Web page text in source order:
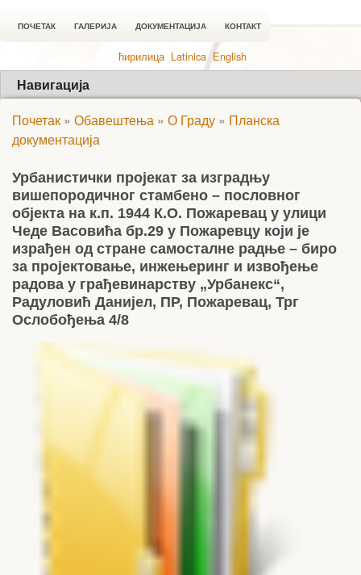
ПОЧЕТАК ГАЛЕРИЈА ДОКУМЕНТАЦИЈА КОНТАКТ
ћирилица Latinica English
Навигација
Почетак » Обавештења » О Граду » Планска
документација
Урбанистички пројекат за изградњу
вишепородичног стамбено – пословног
објекта на к.п. 1944 К.О. Пожаревац у улици
Чеде Васовића бр.29 у Пожаревцу који је
израђен од стране самосталне радње – биро
за пројектовање, инжењеринг и извођење
радова у грађевинарству „Урбанекс“,
Радуловић Данијел, ПР, Пожаревац, Трг
Ослобођења 4/8